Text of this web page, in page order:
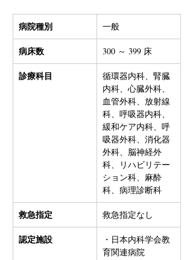
病院種別 一般
病床数 300 ～ 399 床
診療科目
循環器内科、腎臓
内科、心臓外科、
血管外科、放射線
科、呼吸器内科、
緩和ケア内科、呼
吸器外科、消化器
外科、脳神経外
科、リハビリテー
ション科、麻酔
科、病理診断科
救急指定 救急指定なし
認定施設
・日本内科学会教
育関連病院